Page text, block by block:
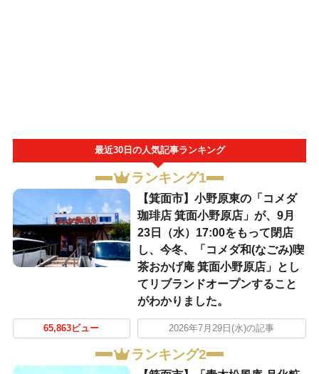
最近30日の人気記事ランキング
ランキング1
【箕面市】小野原東の「コメダ
珈琲店 箕面小野原店」が、9月
23日（水）17:00をもって閉店
し、今冬、「コメダ和(なごみ)喫
茶おかげ庵 箕面小野原店」とし
てリブランドオープンすること
がわかりました。
65,863ビュー 2026年7月29日(水)の記事
ランキング2